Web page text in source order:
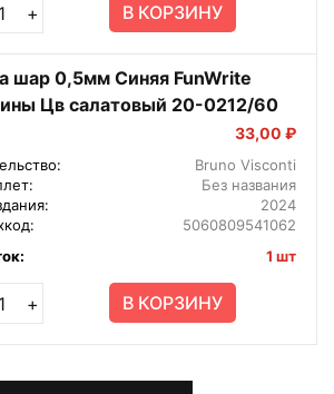
+ В КОРЗИНУ
шар 0,5мм Синяя FunWrite
Цв салатовый 20-0212/60
33,00 ₽
Bruno Visconti
Без названия
2024
5060809541062
1 шт
+ В КОРЗИНУ